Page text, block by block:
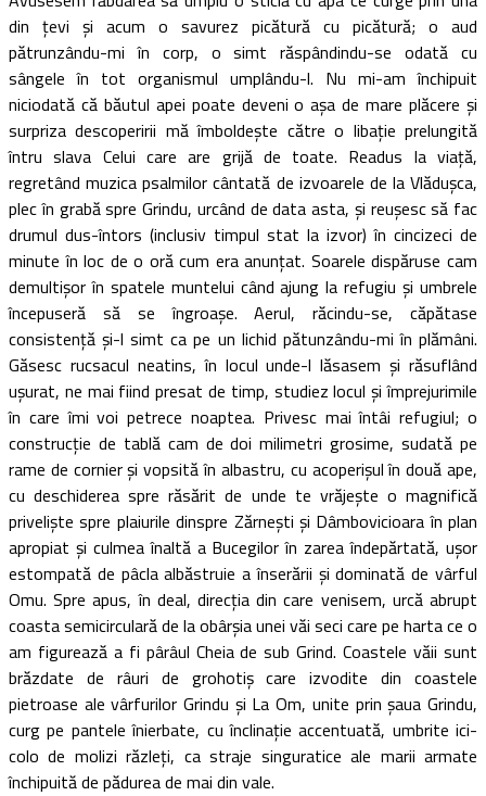
din ţevi şi acum o savurez picătură cu picătură; o aud
pătrunzându-mi în corp, o simt răspândindu-se odată cu
sângele în tot organismul umplându-l. Nu mi-am închipuit
niciodată că băutul apei poate deveni o aşa de mare plăcere şi
surpriza descoperirii mă îmboldeşte către o libaţie prelungită
întru slava Celui care are grijă de toate. Readus la viaţă,
regretând muzica psalmilor cântată de izvoarele de la Vlăduşca,
plec în grabă spre Grindu, urcând de data asta, şi reuşesc să fac
drumul dus-întors (inclusiv timpul stat la izvor) în cincizeci de
minute în loc de o oră cum era anunţat. Soarele dispăruse cam
demultişor în spatele muntelui când ajung la refugiu şi umbrele
începuseră să se îngroaşe. Aerul, răcindu-se, căpătase
consistenţă şi-l simt ca pe un lichid pătunzându-mi în plămâni.
Găsesc rucsacul neatins, în locul unde-l lăsasem şi răsuflând
uşurat, ne mai fiind presat de timp, studiez locul şi împrejurimile
în care îmi voi petrece noaptea. Privesc mai întâi refugiul; o
construcţie de tablă cam de doi milimetri grosime, sudată pe
rame de cornier şi vopsită în albastru, cu acoperişul în două ape,
cu deschiderea spre răsărit de unde te vrăjeşte o magnifică
privelişte spre plaiurile dinspre Zărneşti şi Dâmbovicioara în plan
apropiat şi culmea înaltă a Bucegilor în zarea îndepărtată, uşor
estompată de pâcla albăstruie a înserării şi dominată de vârful
Omu. Spre apus, în deal, direcţia din care venisem, urcă abrupt
coasta semicirculară de la obârşia unei văi seci care pe harta ce o
am figurează a fi pârâul Cheia de sub Grind. Coastele văii sunt
brăzdate de râuri de grohotiş care izvodite din coastele
pietroase ale vârfurilor Grindu şi La Om, unite prin şaua Grindu,
curg pe pantele înierbate, cu înclinaţie accentuată, umbrite ici-
colo de molizi răzleţi, ca straje singuratice ale marii armate
închipuită de pădurea de mai din vale.